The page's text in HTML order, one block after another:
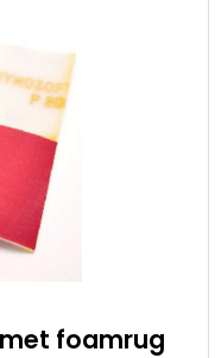
foamrug